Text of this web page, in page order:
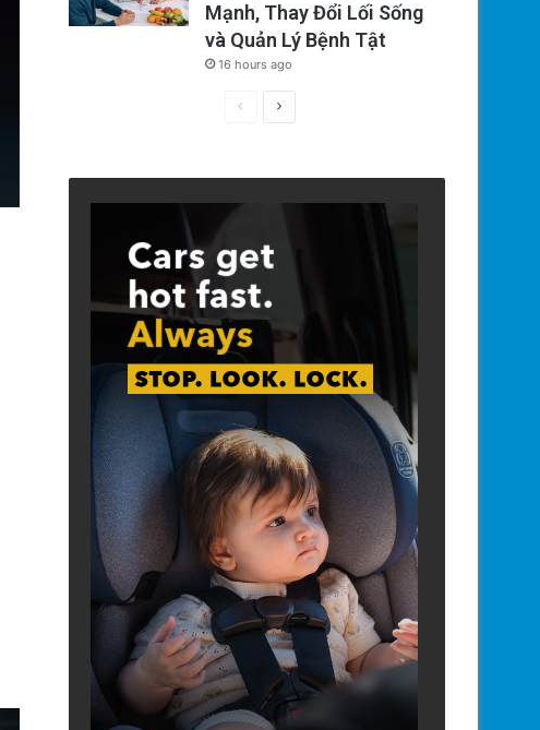
Mạnh, Thay Đổi Lối Sống
và Quản Lý Bệnh Tật
16 hours ago
PreviousNext